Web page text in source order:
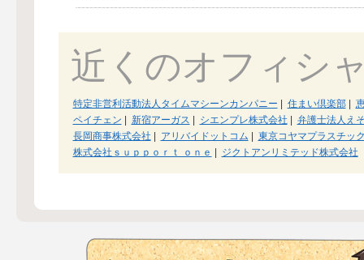
近くのオフィシ
特定非営利活動法人タイムマシーンカンパニー 住まい倶楽部|
ペイチェン
新宿アーガス シエンプレ株式会社
弁護士法人え
長岡商事株式会社
アリバイドットコム
東京コヤマプラスチッ
株式会社ｓｕｐｐｏｒｔ ｏｎｅ
ジクトアンリミテッド株式会社